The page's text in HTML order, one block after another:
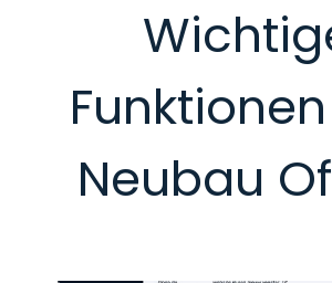
Neubau